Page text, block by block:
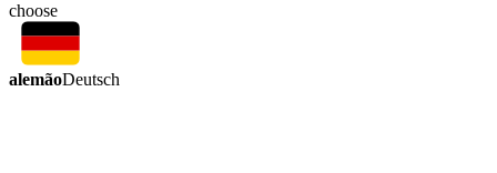
choose
alemãoDeutsch